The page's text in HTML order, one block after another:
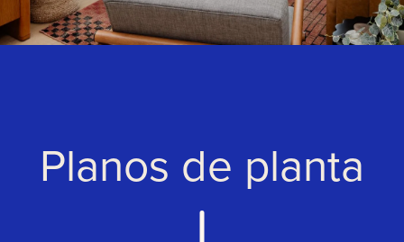
Planos de planta